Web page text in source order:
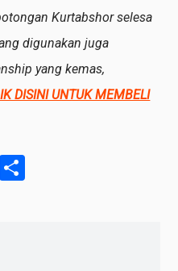
Kurtabshor selesa
digunakan juga
yang kemas,
DISINI UNTUK MEMBELI
WeChat